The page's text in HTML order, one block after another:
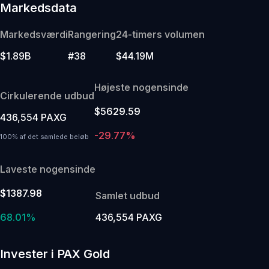
Markedsdata
Markedsværdi
$1.89B
Rangering
#38
24-timers volumen
$44.19M
Cirkulerende udbud
436,554 PAXG
100% af det samlede beløb
Højeste nogensinde
$5629.59
-29.77%
Laveste nogensinde
$1387.98
68.01%
Samlet udbud
436,554 PAXG
Invester i PAX Gold